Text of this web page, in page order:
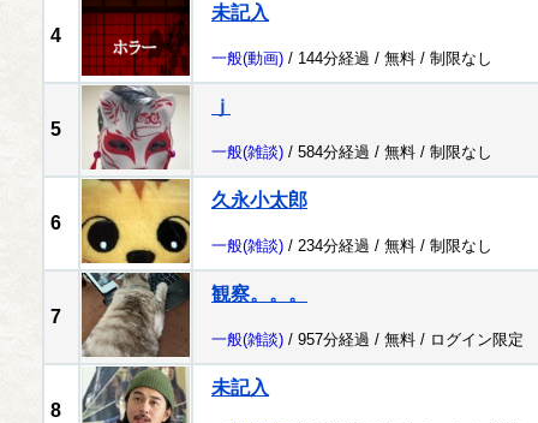
4
未記入
一般(動画) / 144分経過 / 無料 / 制限なし
5
ｊ
一般(雑談) / 584分経過 / 無料 / 制限なし
6
久永小太郎
一般(雑談) / 234分経過 / 無料 / 制限なし
7
観察。。。
一般(雑談) / 957分経過 / 無料 / ログイン限定
8
未記入